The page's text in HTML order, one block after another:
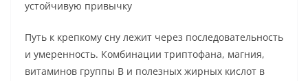
устойчивую привычку
Путь к крепкому сну лежит через последовательность
и умеренность. Комбинации триптофана, магния,
витаминов группы B и полезных жирных кислот в